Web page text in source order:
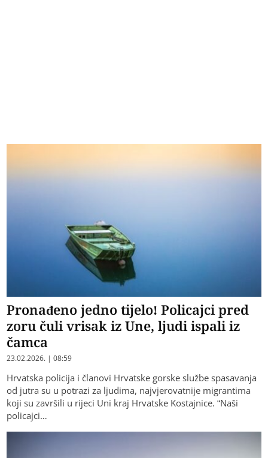
Pronađeno jedno tijelo! Policajci pred
zoru čuli vrisak iz Une, ljudi ispali iz
čamca
23.02.2026. | 08:59
Hrvatska policija i članovi Hrvatske gorske službe spasavanja
od jutra su u potrazi za ljudima, najvjerovatnije migrantima
koji su završili u rijeci Uni kraj Hrvatske Kostajnice. “Naši
policajci…